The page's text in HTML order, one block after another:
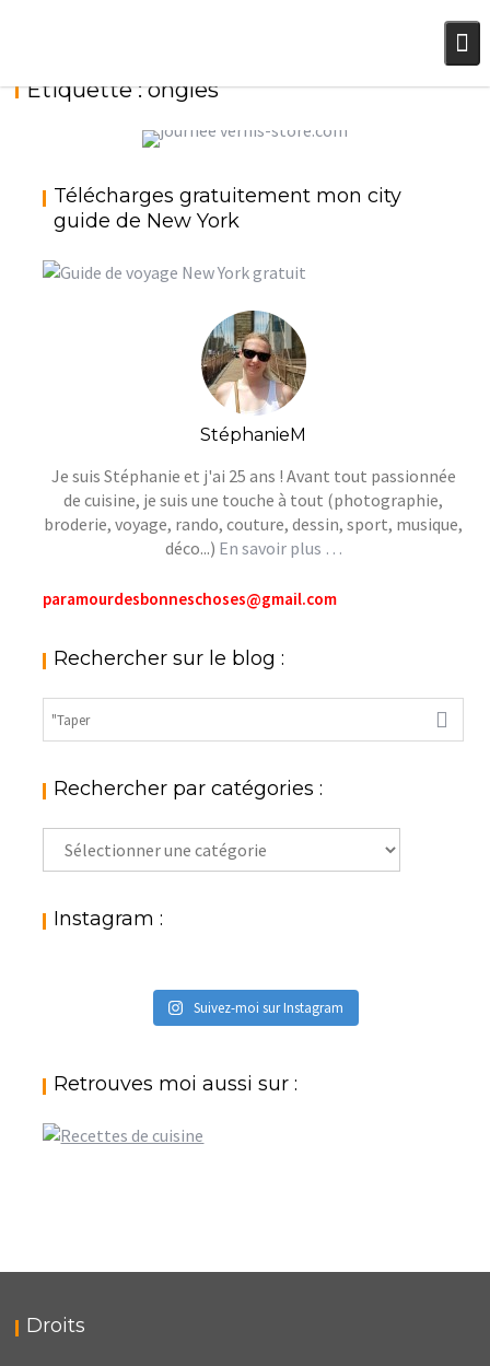
Étiquette :ongles
VERNIS-STORE.COM, QUAND UNE AMIE SE
LANCE DANS UNE BELLE AVENTURE
Télécharges gratuitement mon city
guide de New York
StéphanieM
Je suis Stéphanie et j'ai 25 ans ! Avant tout passionnée
de cuisine, je suis une touche à tout (photographie,
broderie, voyage, rando, couture, dessin, sport, musique,
déco...) En savoir plus …
paramourdesbonneschoses@gmail.com
Rechercher sur le blog :
Rechercher par catégories :
Rechercher
par
: Instagram :
Suivez-moi sur Instagram
Retrouves moi aussi sur :
Droits